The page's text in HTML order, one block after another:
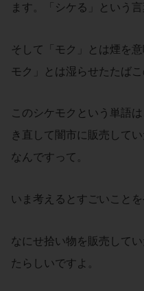
ます。「シケる」という
そして「モク」とは煙を
モク」とは湿らせたたばこ
このシケモクという単語
き直して闇市に販売して
なんですって。
いま考えるとすごいこと
なにせ拾い物を販売して
たらしいですよ。